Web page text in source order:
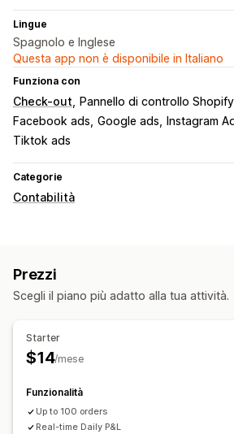
Lingue
Spagnolo e Inglese
Questa app non è disponibile in Italiano
Funziona con
Check-out Pannello di controllo Shopify
Facebook ads Google ads Instagram
Tiktok ads
Categorie
Contabilità
Monitoraggio delle spese
Monitoraggio dei costi dei beni venduti
Operazioni finanziarie
Riepilogo delle vendite giornaliere
Prezzi
Scegli il piano più adatto alla tua attività.
Starter
$14/mese
Funzionalità
Up to 100 orders
Real-time Daily P&L